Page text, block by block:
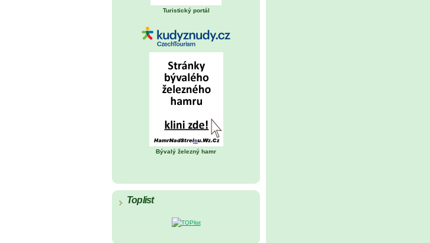
Turistický portál
Bývalý železný hamr
Toplist